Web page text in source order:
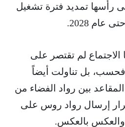
رأسها تمديد فترة تشغيل
2028.
الاجتماع لم تقتصر على
بل تناولت أيضاً
بين رواد الفضاء من
إرسال رواد روس على
والعكس بالعكس.